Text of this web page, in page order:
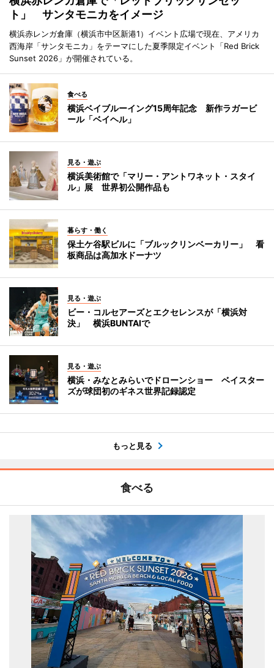
ト」 サンタモニカをイメージ
横浜赤レンガ倉庫（横浜市中区新港1）イベント広場で現在、アメリカ
西海岸「サンタモニカ」をテーマにした夏季限定イベント「Red Brick
Sunset 2026」が開催されている。
食べる
横浜ベイブルーイング15周年記念 新作ラガービ
ール「ベイヘル」
見る・遊ぶ
横浜美術館で「マリー・アントワネット・スタイ
ル」展 世界初公開作品も
暮らす・働く
保土ケ谷駅ビルに「ブルックリンベーカリー」 看
板商品は高加水ドーナツ
見る・遊ぶ
ビー・コルセアーズとエクセレンスが「横浜対
決」 横浜BUNTAIで
見る・遊ぶ
横浜・みなとみらいでドローンショー ベイスター
ズが球団初のギネス世界記録認定
もっと見る
食べる